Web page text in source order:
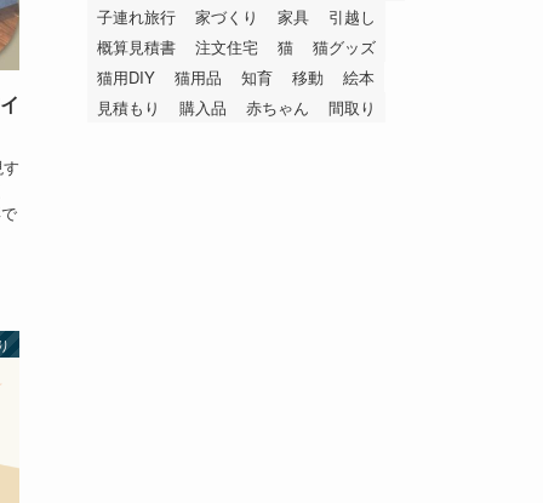
子連れ旅行
家づくり 家具
引越し
概算見積書
注文住宅 猫
猫グッズ
猫用DIY
猫用品 知育 移動
絵本
見積もり
購入品 赤ちゃん 間取り